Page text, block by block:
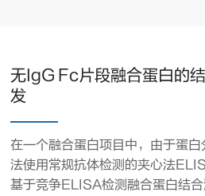
无IgG Fc片段融合蛋白的
发
在一个融合蛋白项目中，由于蛋
法使用常规抗体检测的夹心法
基于竞争ELISA检测融合蛋白结